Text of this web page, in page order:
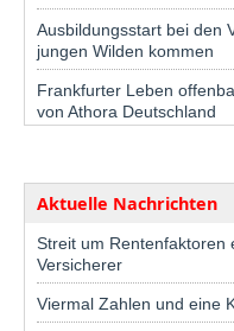
Ausbildungsstart bei den
jungen Wilden kommen
Frankfurter Leben
von Athora Deutschland
Aktuelle Nachrichten
Streit um Rentenfaktoren
Versicherer
Viermal Zahlen und eine